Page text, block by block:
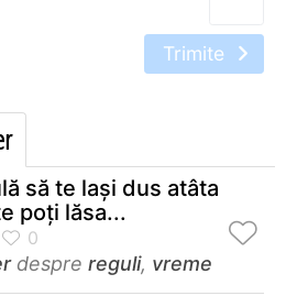
Trimite
să te laşi dus atâta
poţi lăsa...
despre reguli, vreme